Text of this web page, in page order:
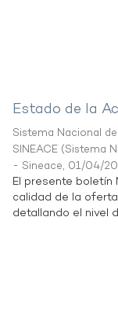
Estado de la
Sistema Nacional
SINEACE (Sistema
- Sineace, 01/04/
El presente
calidad de la
detallando el nivel